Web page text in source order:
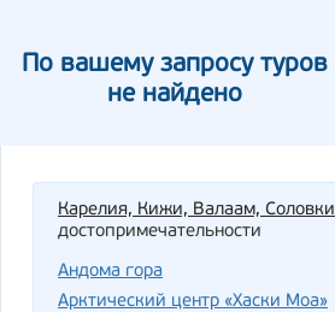
По вашему запросу туров
не найдено
Карелия, Кижи, Валаам, Соловки
достопримечательности
Андома гора
Арктический центр «Хаски Моа»